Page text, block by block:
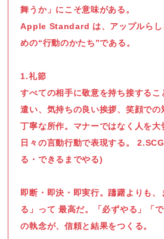
舞うか」にこそ意味がある。
Apple Standard は、アップルらし
めの“行動のかたち”である。
1.礼節
すべての相手に敬意を持ち接するこ
遣い、気持ちの良い挨拶、笑顔での
丁寧な所作。マナーではなく人を大
日々の言動行動で表現する。
る・できるまでやる)
即断・即決・即実行。躊躇よりも
る」って 最高だ。「必ずやる」「
の執念が、信頼と結果をつくる。